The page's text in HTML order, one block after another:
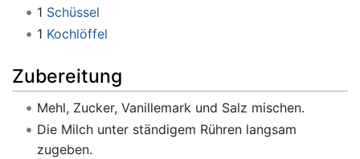
1 Schüssel
1 Kochlöffel
Zubereitung
Mehl, Zucker, Vanillemark und Salz mischen.
Die Milch unter ständigem Rühren langsam
zugeben.